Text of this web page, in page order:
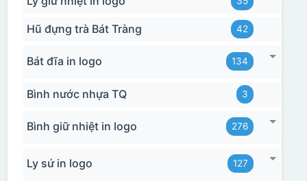
Hộp xi biểu trưng
Hũ đựng trà Bát Tràng 42
Bát đĩa in logo 134
Bình nước nhựa TQ 3
Bình giữ nhiệt in logo 276
Ly sứ in logo 127